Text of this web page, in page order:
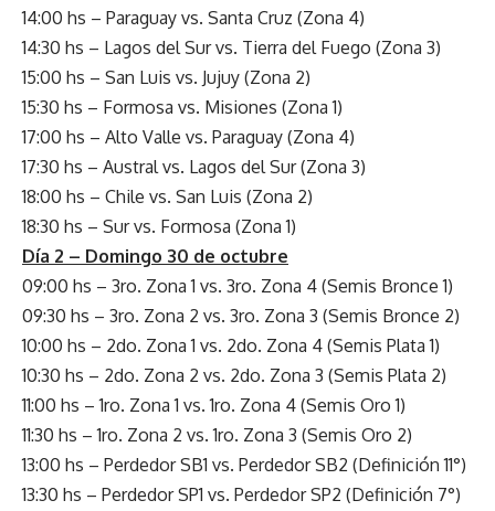
14:00 hs – Paraguay vs. Santa Cruz (Zona 4)
14:30 hs – Lagos del Sur vs. Tierra del Fuego (Zona 3)
15:00 hs – San Luis vs. Jujuy (Zona 2)
15:30 hs – Formosa vs. Misiones (Zona 1)
17:00 hs – Alto Valle vs. Paraguay (Zona 4)
17:30 hs – Austral vs. Lagos del Sur (Zona 3)
18:00 hs – Chile vs. San Luis (Zona 2)
18:30 hs – Sur vs. Formosa (Zona 1)
Día 2 – Domingo 30 de octubre
09:00 hs – 3ro. Zona 1 vs. 3ro. Zona 4 (Semis Bronce 1)
09:30 hs – 3ro. Zona 2 vs. 3ro. Zona 3 (Semis Bronce 2)
10:00 hs – 2do. Zona 1 vs. 2do. Zona 4 (Semis Plata 1)
10:30 hs – 2do. Zona 2 vs. 2do. Zona 3 (Semis Plata 2)
11:00 hs – 1ro. Zona 1 vs. 1ro. Zona 4 (Semis Oro 1)
11:30 hs – 1ro. Zona 2 vs. 1ro. Zona 3 (Semis Oro 2)
13:00 hs – Perdedor SB1 vs. Perdedor SB2 (Definición 11°)
13:30 hs – Perdedor SP1 vs. Perdedor SP2 (Definición 7°)